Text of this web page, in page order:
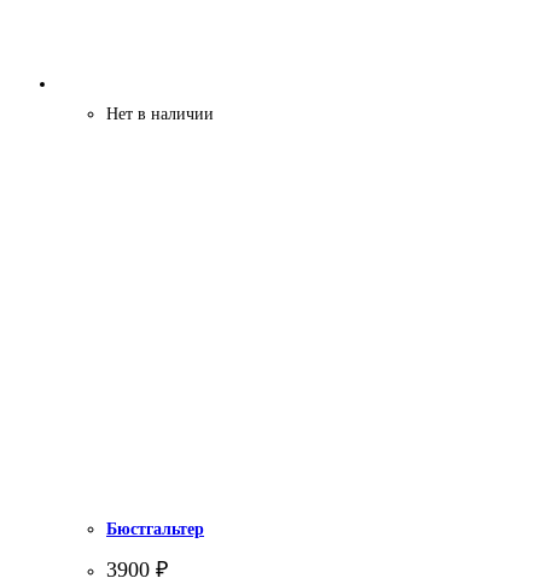
Нет в наличии
Бюстгальтер
3900 ₽